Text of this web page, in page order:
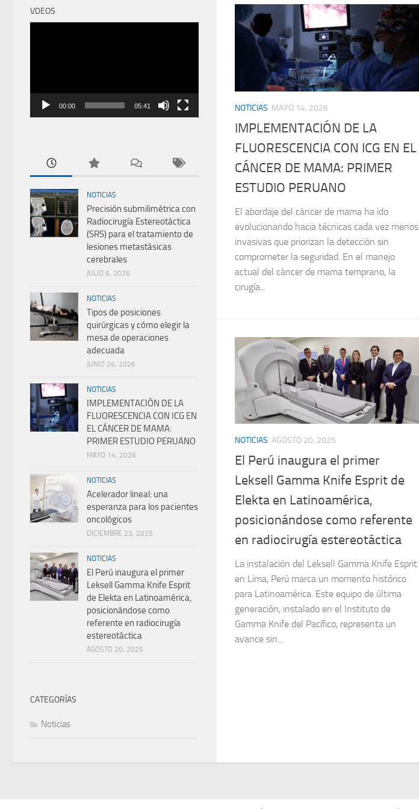
NOTICIAS MAYO 14, 2026
IMPLEMENTACIÓN DE LA
FLUORESCENCIA CON ICG EN EL
CÁNCER DE MAMA: PRIMER
ESTUDIO PERUANO
El abordaje del cáncer de mama ha ido
evolucionando hacia técnicas cada vez menos
invasivas que priorizan la detección sin
comprometer la seguridad. En el manejo
actual del cáncer de mama temprano, la
cirugía...
NOTICIAS AGOSTO 20, 2025
El Perú inaugura el primer
Leksell Gamma Knife Esprit de
Elekta en Latinoamérica,
posicionándose como referente
en radiocirugía estereotáctica
La instalación del Leksell Gamma Knife Esprit
en Lima, Perú marca un momento histórico
para Latinoamérica. Este equipo de última
generación, instalado en el Instituto de
Gamma Knife del Pacífico, representa un
avance sin...
VDEOS
00:00 05:41
NOTICIAS
Precisión submilimétrica con
Radiocirugía Estereotáctica
(SRS) para el tratamiento de
lesiones metastásicas
cerebrales
JULIO 6, 2026
NOTICIAS
Tipos de posiciones
quirúrgicas y cómo elegir la
mesa de operaciones
adecuada
JUNIO 26, 2026
NOTICIAS
IMPLEMENTACIÓN DE LA
FLUORESCENCIA CON ICG EN
EL CÁNCER DE MAMA:
PRIMER ESTUDIO PERUANO
MAYO 14, 2026
NOTICIAS
Acelerador lineal: una
esperanza para los pacientes
oncológicos
DICIEMBRE 23, 2025
NOTICIAS
El Perú inaugura el primer
Leksell Gamma Knife Esprit
de Elekta en Latinoamérica,
posicionándose como
referente en radiocirugía
estereotáctica
AGOSTO 20, 2025
CATEGORÍAS
Noticias